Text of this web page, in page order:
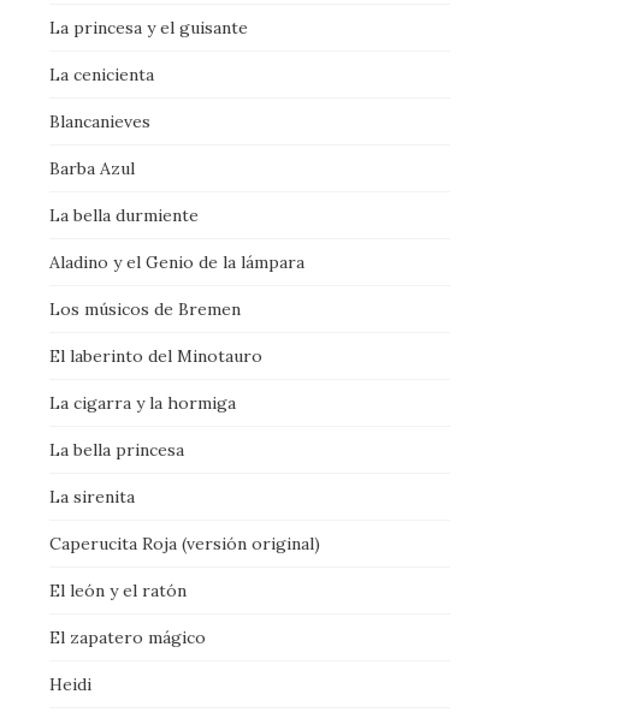
La princesa y el guisante
La cenicienta
Blancanieves
Barba Azul
La bella durmiente
Aladino y el Genio de la lámpara
Los músicos de Bremen
El laberinto del Minotauro
La cigarra y la hormiga
La bella princesa
La sirenita
Caperucita Roja (versión original)
El león y el ratón
El zapatero mágico
Heidi